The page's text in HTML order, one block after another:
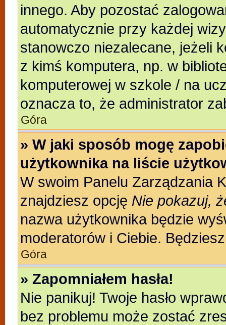
innego. Aby pozostać
automatycznie przy każdej
stanowczo niezalecane, jeżeli
z kimś komputera, np. w
komputerowej w szkole / na
oznacza to, że administrator
Góra
» W jaki sposób mogę
użytkownika na liście
W swoim Panelu Zarządzania
znajdziesz opcję Nie pokazuj,
nazwa użytkownika będzie
moderatorów i Ciebie.
Góra
» Zapomniałem hasła!
Nie panikuj! Twoje hasło
bez problemu może zostać